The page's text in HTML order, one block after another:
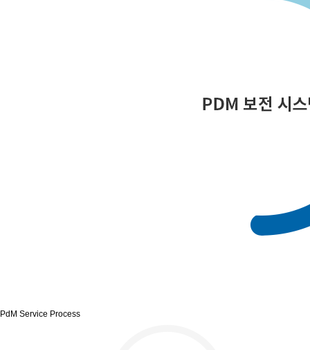
PdM Service Process